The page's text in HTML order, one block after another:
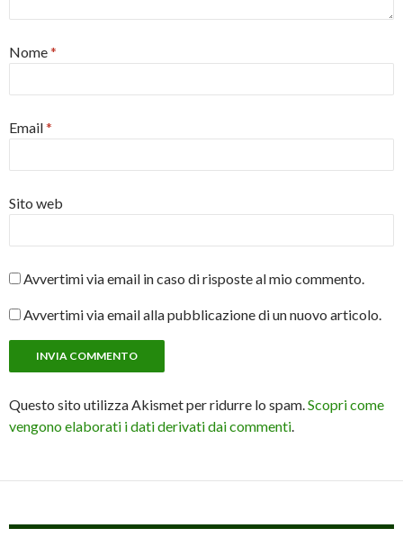
Nome*
Email*
Sito web
Avvertimi via email in caso di risposte al mio commento.
Avvertimi via email alla pubblicazione di un nuovo articolo.
Questo sito utilizza Akismet per ridurre lo spam.Scopri come
vengono elaborati i dati derivati dai commenti.